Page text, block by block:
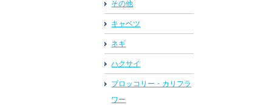
その他
キャベツ
ネギ
ハクサイ
ブロッコリー・カリフラ
ワー